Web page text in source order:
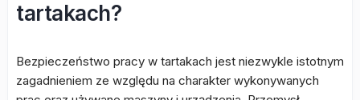
tartakach?
Bezpieczeństwo pracy w tartakach jest niezwykle istotnym
zagadnieniem ze względu na charakter wykonywanych